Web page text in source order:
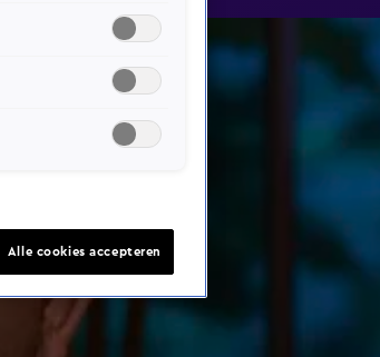
Alle cookies accepteren